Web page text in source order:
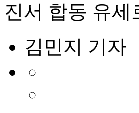
진서 합동 유세
김민지 기자